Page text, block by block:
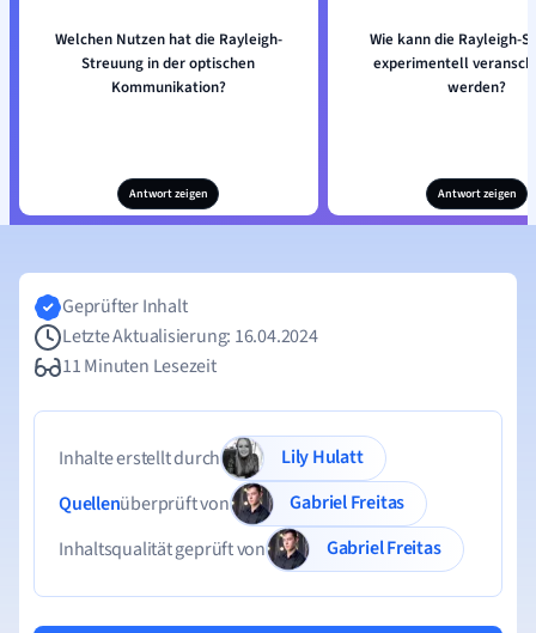
Welchen Nutzen hat die Rayleigh-
Streuung in der optischen
Kommunikation?
Antwort zeigen
Wie kann die Rayleigh-
experimentell
werden?
Antwort zeigen
Geprüfter Inhalt
Letzte Aktualisierung: 16.04.2024
11 Minuten Lesezeit
Inhalte erstellt durch
Lily Hulatt
Quellenüberprüft von
Gabriel Freitas
Inhaltsqualität geprüft von
Gabriel Freitas